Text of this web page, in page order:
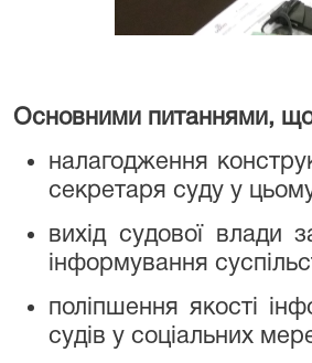
Основними питаннями,
налагодження
секретаря суду у
вихід судової влади
інформування
поліпшення якості
судів у соціальних